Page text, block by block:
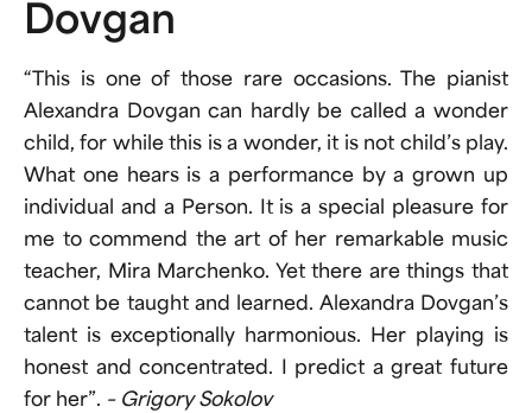
Dovgan
“This is one of those rare occasions. The pianist
Alexandra Dovgan can hardly be called a wonder
child, for while this is a wonder, it is not child’s play.
What one hears is a performance by a grown up
individual and a Person. It is a special pleasure for
me to commend the art of her remarkable music
teacher, Mira Marchenko. Yet there are things that
cannot be taught and learned. Alexandra Dovgan’s
talent is exceptionally harmonious. Her playing is
honest and concentrated. I predict a great future
for her”. – Grigory Sokolov